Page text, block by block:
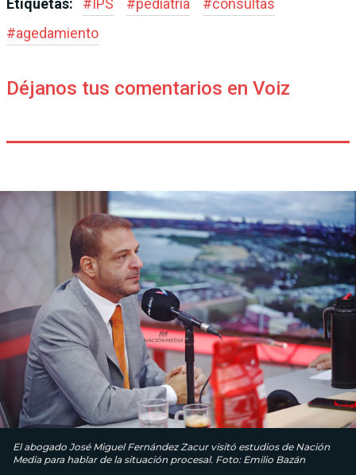
Etiquetas: #IPS #pediatría #consultas
#agedamiento
Déjanos tus comentarios en Voiz
El abogado José Miguel Fernández Zacur visitó estudios de Nación
Media para hablar de la situación procesal. Foto: Emilio Bazán